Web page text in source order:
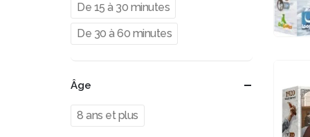
De 15 à 30 minutes
De 30 à 60 minutes
Âge
8 ans et plus